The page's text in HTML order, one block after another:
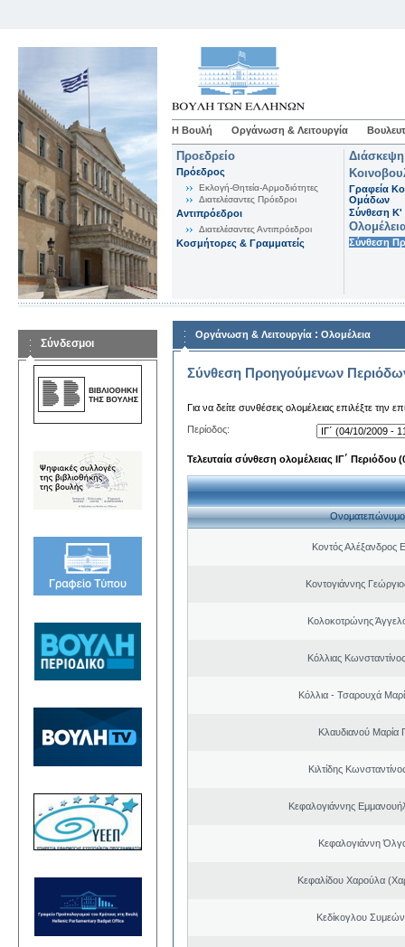
Η Βουλή Οργάνωση & Λειτουργία
Προεδρείο
Πρόεδρος
Εκλογή-Θητεία-Αρμοδιότητες
Διατελέσαντες Πρόεδροι
Αντιπρόεδροι
Διατελέσαντες Αντιπρόεδροι
Κοσμήτορες & Γραμματείς
Γραφεία
Ομάδων
Σύνθεση K'
Σύνθεση
Σύνδεσμοι
Οργάνωση & Λειτουργία : Ολομέλεια
Σύνθεση Προηγούμενων
Για να δείτε συνθέσεις ολομέλειας επιλέξτε την
Περίοδος:
Τελευταία σύνθεση ολομέλειας ΙΓ΄ Περιόδου
Ονοματεπώνυμο
Κοντός Αλέξανδρος
Κοντογιάννης
Κολοκοτρώνης
Κόλλιας
Κόλλια - Τσαρουχά
Κλαυδιανού Μαρία
Κιλτίδης
Κεφαλογιάννης
Κεφαλογιάννη
Κεφαλίδου Χαρούλα
Κεδίκογλου